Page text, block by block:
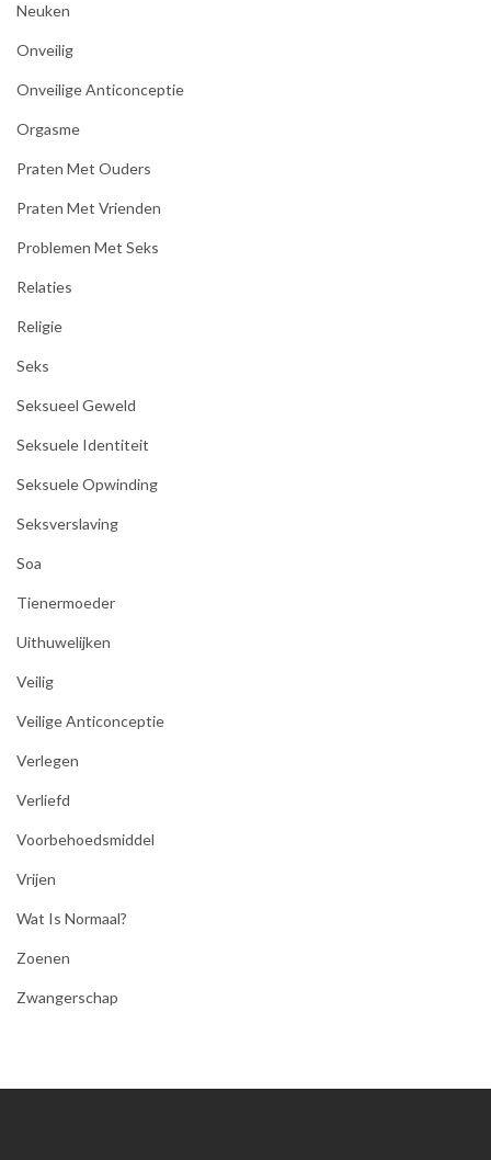
Neuken
Onveilig
Onveilige Anticonceptie
Orgasme
Praten Met Ouders
Praten Met Vrienden
Problemen Met Seks
Relaties
Religie
Seks
Seksueel Geweld
Seksuele Identiteit
Seksuele Opwinding
Seksverslaving
Soa
Tienermoeder
Uithuwelijken
Veilig
Veilige Anticonceptie
Verlegen
Verliefd
Voorbehoedsmiddel
Vrijen
Wat Is Normaal?
Zoenen
Zwangerschap